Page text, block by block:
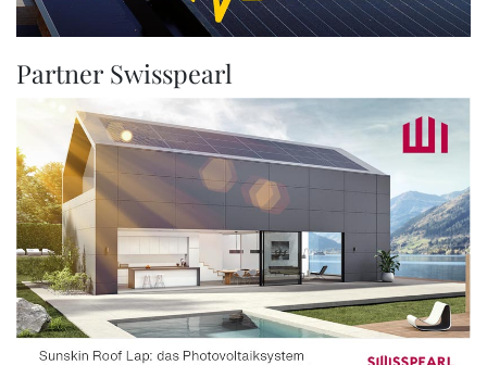
Partner Swisspearl